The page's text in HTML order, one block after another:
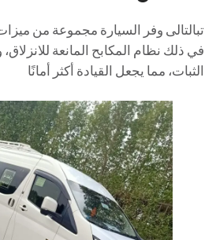
تبالتالى وفر السيارة مجموعة من
في ذلك نظام المكابح المانعة
الثبات، مما يجعل القيادة أكثر أمانًا